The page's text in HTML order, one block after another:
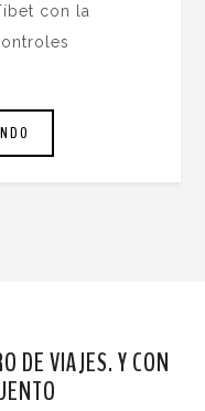
con la
DE VIAJES. Y CON